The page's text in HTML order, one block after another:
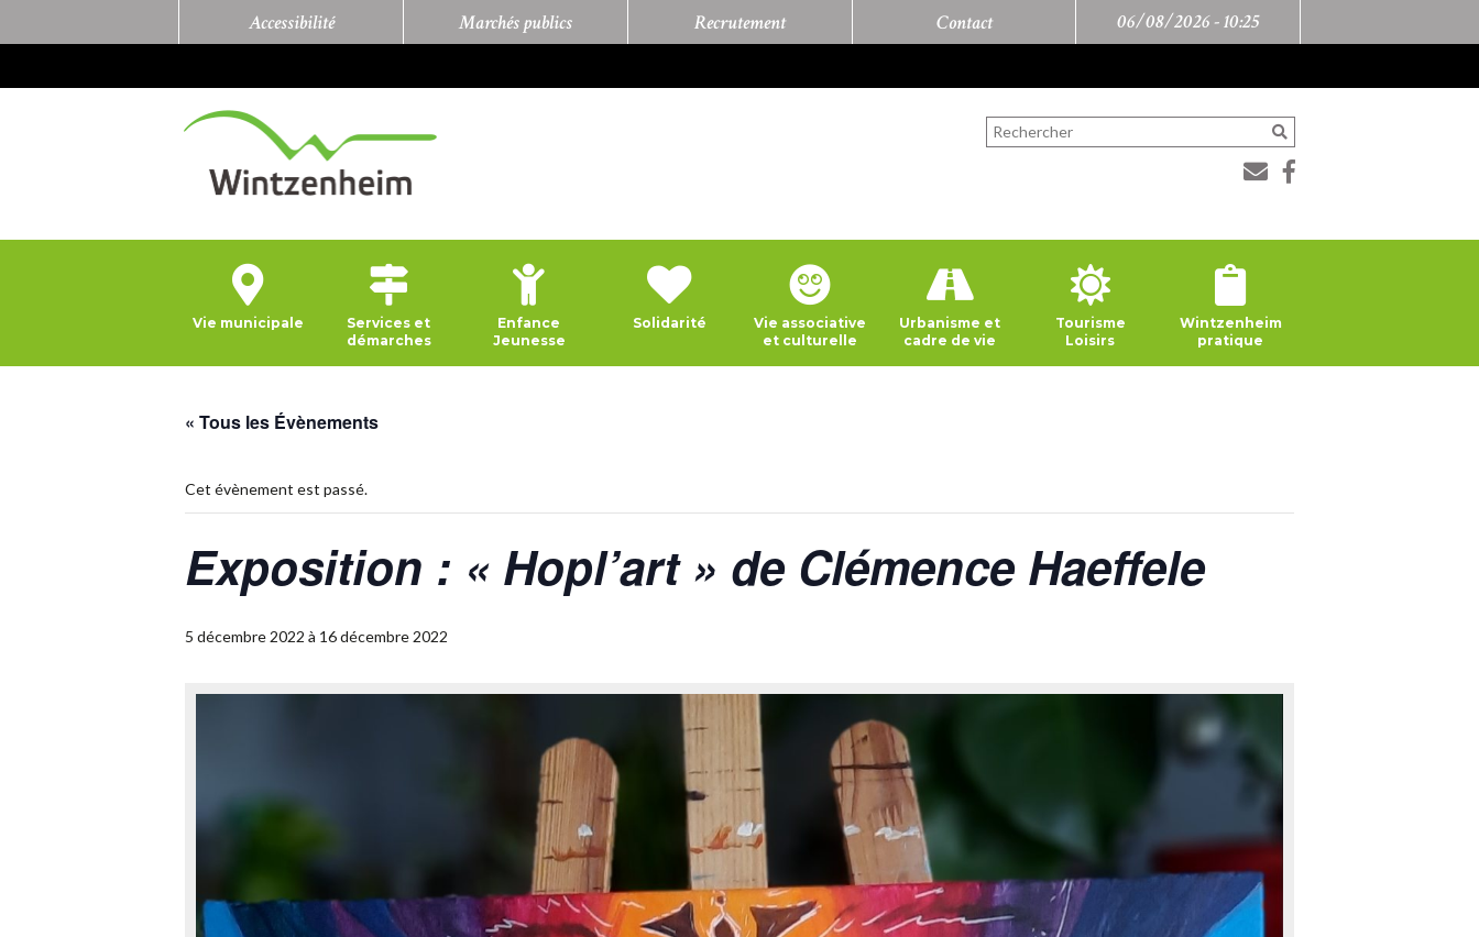
Accessibilité Marchés publics Recrutement Contact 06/08/2026 -10:25
Vie municipale
Services et
démarches
Enfance
Jeunesse
Solidarité
Vie associative
et culturelle
Urbanisme et
cadre de vie
Tourisme
Loisirs
Wintzenheim
pratique
« Tous les Évènements
Cet évènement est passé.
Exposition : « Hopl’art » de Clémence Haeffele
5 décembre 2022 à 16 décembre 2022